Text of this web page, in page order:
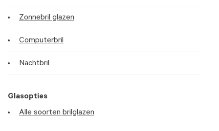
Zonnebril glazen
Computerbril
Nachtbril
Glasopties
Alle soorten brilglazen